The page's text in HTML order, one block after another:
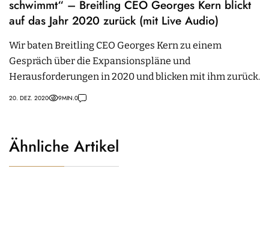
schwimmt“ – Breitling CEO Georges Kern blickt
auf das Jahr 2020 zurück (mit Live Audio)
Wir baten Breitling CEO Georges Kern zu einem
Gespräch über die Expansionspläne und
Herausforderungen in 2020 und blicken mit ihm zurück.
20. DEZ. 2020 9MIN.0
Ähnliche Artikel